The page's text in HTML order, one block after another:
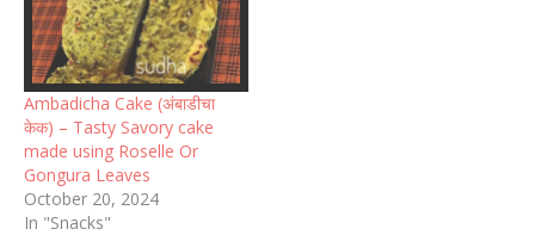
Ambadicha Cake (अंबाडीचा
केक) – Tasty Savory cake
made using Roselle Or
Gongura Leaves
October 20, 2024
In "Snacks"